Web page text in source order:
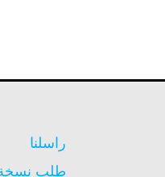
راسلنا
طلب نسخة